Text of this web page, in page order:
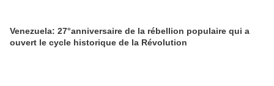
Venezuela: 27°anniversaire de la rébellion populaire qui a
ouvert le cycle historique de la Révolution